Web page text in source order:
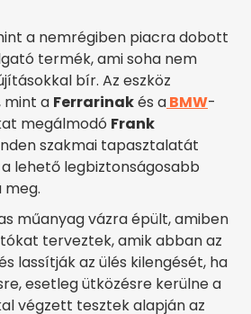
a nemrégiben piacra dobott
termék, ami soha nem
bír. Az eszköz
mint a Ferrarinakés aBMW-
megálmodó Frank
szakmai tapasztalatát
lehető legbiztonságosabb
meg.
műanyag vázra épült, amiben
terveztek, amik abban az
lassítják az ülés kilengését, ha
esetleg ütközésre kerülne a
végzett tesztek alapján az